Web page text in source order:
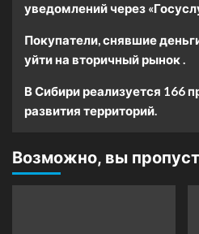
уведомлений через
Покупатели, снявшие
уйти на вторичный рынок .
В Сибири реализуется 166
развития территорий.
Возможно, вы